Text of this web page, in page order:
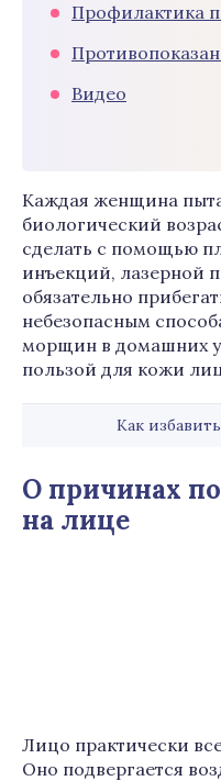
Профилактика
Видео
Каждая женщина
биологический
сделать с помощью
инъекций, лазерной
обязательно
небезопасным
морщин в домашних
пользой для кожи
Как
О причинах
на лице
Лицо практически
Оно подвергается